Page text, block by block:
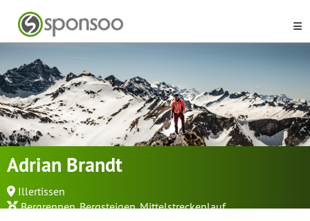
Adrian Brandt
Illertissen
Bergrennen,Bergsteigen,Mittelstreckenlauf...